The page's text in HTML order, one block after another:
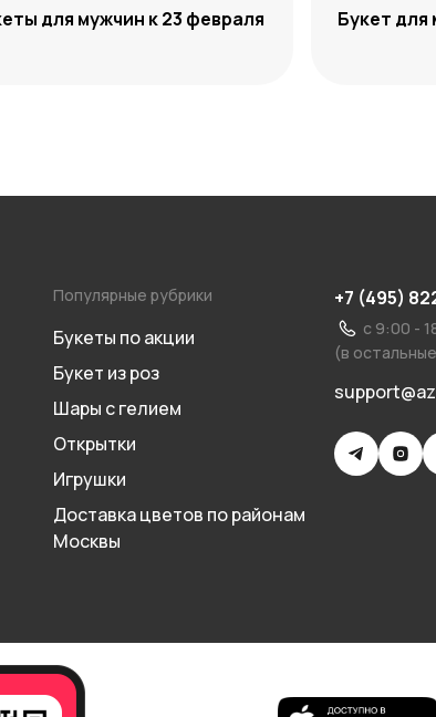
для мужчин к 23 февраля Букет для
Популярные рубрики
Букеты по акции
Букет из роз
Шары с гелием
Открытки
Игрушки
Доставка цветов по районам
Москвы
+7 (495)
с 9:00 -
(в